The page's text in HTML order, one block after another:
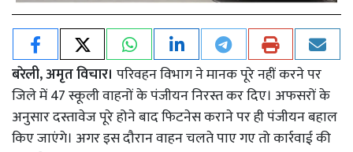
बरेली, अमृत विचार। परिवहन विभाग ने मानक पूरे नहीं करने पर
जिले में 47 स्कूली वाहनों के पंजीयन निरस्त कर दिए। अफसरों के
अनुसार दस्तावेज पूरे होने बाद फिटनेस कराने पर ही पंजीयन बहाल
किए जाएंगे। अगर इस दौरान वाहन चलते पाए गए तो कार्रवाई की